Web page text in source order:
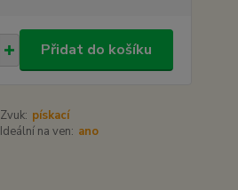
Přidat do košíku
Zvuk: pískací
Ideální na ven: ano